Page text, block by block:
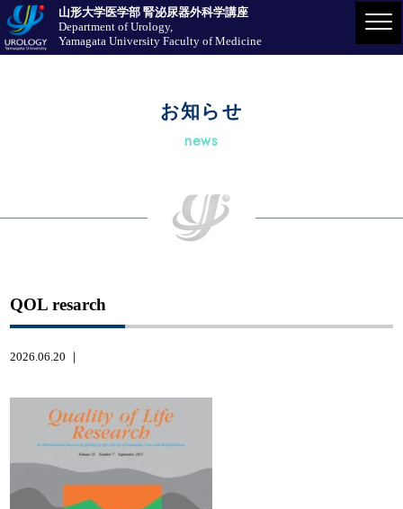
山形大学医学部 腎泌尿器外科学講座
Department of Urology,
Yamagata University Faculty of Medicine
お知らせ
news
QOL resarch
2026.06.20 ｜